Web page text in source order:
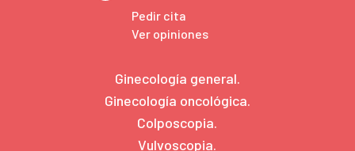
Pedir cita
Ver opiniones
Ginecología general.
Ginecología oncológica.
Colposcopia.
Vulvoscopia.